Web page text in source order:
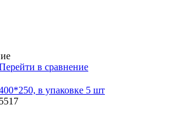
в сравнение
в упаковке 5 шт